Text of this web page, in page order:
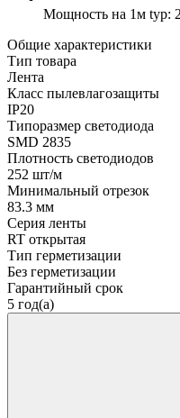
Мощность на 1м typ:
Общие характеристики
Тип товара
Лента
Класс пылевлагозащиты
IP20
Типоразмер светодиода
SMD 2835
Плотность светодиодов
252 шт/м
Минимальный отрезок
83.3 мм
Серия ленты
RT открытая
Тип герметизации
Без герметизации
Гарантийный срок
5 год(а)